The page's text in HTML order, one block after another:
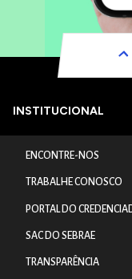
INSTITUCIONAL
ENCONTRE-NOS
TRABALHE CONOSCO
PORTAL DO
SAC DO SEBRAE
TRANSPARÊNCIA